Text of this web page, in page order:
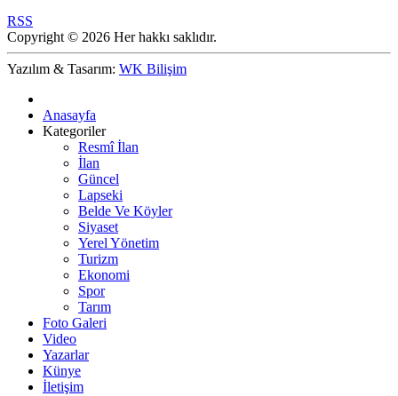
RSS
Copyright © 2026 Her hakkı saklıdır.
Yazılım & Tasarım: WK Bilişim
Anasayfa
Kategoriler
Resmî İlan
İlan
Güncel
Lapseki
Belde Ve Köyler
Siyaset
Yerel Yönetim
Turizm
Ekonomi
Spor
Tarım
Foto Galeri
Video
Yazarlar
Künye
İletişim